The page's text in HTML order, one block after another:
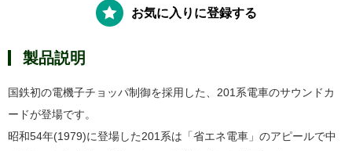
お気に入りに登録する
製品説明
国鉄初の電機子チョッパ制御を採用した、201系電車のサウンドカ
ードが登場です。
昭和54年(1979)に登場した201系は「省エネ電車」のアピールで中